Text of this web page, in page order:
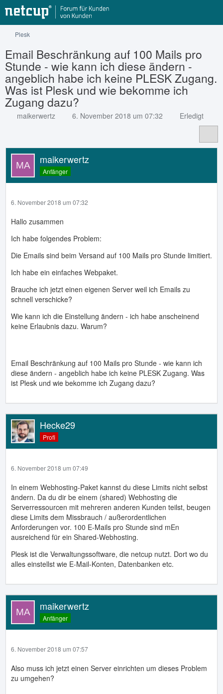
Plesk
Email Beschränkung auf 100 Mails pro
Stunde - wie kann ich diese ändern -
angeblich habe ich keine PLESK Zugang.
Was ist Plesk und wie bekomme ich
Zugang dazu?
maikerwertz 6. November 2018 um 07:32 Erledigt
maikerwertz
Anfänger
6. November 2018 um 07:32
Hallo zusammen
Ich habe folgendes Problem:
Die Emails sind beim Versand auf 100 Mails pro Stunde limitiert.
Ich habe ein einfaches Webpaket.
Brauche ich jetzt einen eigenen Server weil ich Emails zu
schnell verschicke?
Wie kann ich die Einstellung ändern - ich habe anscheinend
keine Erlaubnis dazu. Warum?
Email Beschränkung auf 100 Mails pro Stunde - wie kann ich
diese ändern - angeblich habe ich keine PLESK Zugang. Was
ist Plesk und wie bekomme ich Zugang dazu?
Hecke29
Profi
6. November 2018 um 07:49
In einem Webhosting-Paket kannst du diese Limits nicht selbst
ändern. Da du dir be einem (shared) Webhosting die
Serverressourcen mit mehreren anderen Kunden teilst, beugen
diese Limits dem Missbrauch / außerordentlichen
Anforderungen vor. 100 E-Mails pro Stunde sind mEn
ausreichend für ein Shared-Webhosting.
Plesk ist die Verwaltungssoftware, die netcup nutzt. Dort wo du
alles einstellst wie E-Mail-Konten, Datenbanken etc.
maikerwertz
Anfänger
6. November 2018 um 07:57
Also muss ich jetzt einen Server einrichten um dieses Problem
zu umgehen?